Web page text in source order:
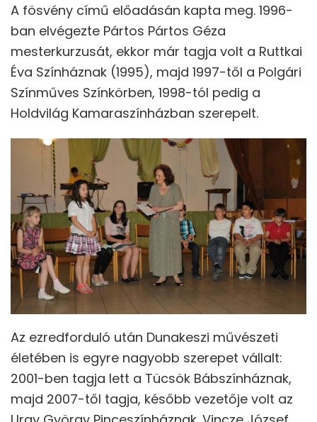
A fösvény című előadásán kapta meg. 1996-
ban elvégezte Pártos Pártos Géza
mesterkurzusát, ekkor már tagja volt a Ruttkai
Éva Színháznak (1995), majd 1997-től a Polgári
Színműves Színkörben, 1998-tól pedig a
Holdvilág Kamaraszínházban szerepelt.
Az ezredforduló után Dunakeszi művészeti
életében is egyre nagyobb szerepet vállalt:
2001-ben tagja lett a Tücsök Bábszínháznak,
majd 2007-től tagja, később vezetője volt az